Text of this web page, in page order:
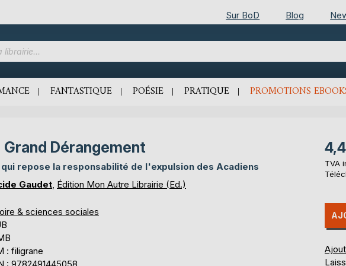
Sur BoD Blog
FANTASTIQUE POÉSIE PRATIQUE PROMOTIONS
Grand Dérangement
qui repose la responsabilité de l'expulsion des Acadiens
Gaudet, Édition Mon Autre Librairie (Ed.)
& sciences sociales
: filigrane
TVA